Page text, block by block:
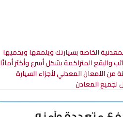
الخاصة بسيارتك ويلمعها ويحميها
والبقع المتراكمة بشكل أسرع وأكثر أمانًا
من اللمعان المعدني لأجزاء السيارة
لجميع المعادن